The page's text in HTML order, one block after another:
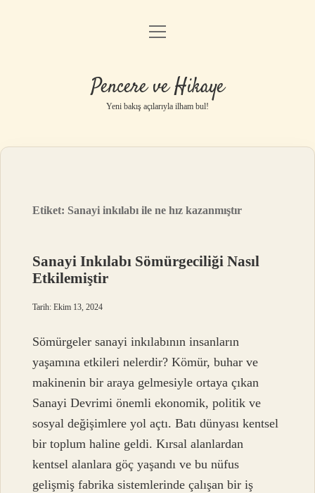
Anasayfa
Yasal Uyarı
menüyü
Pencere ve Hikaye
Yeni bakış açılarıyla ilham bul!
Etiket: Sanayi inkılabı ile ne hız kazanmıştır
Sanayi Inkılabı Sömürgeciliği Nasıl
Etkilemiştir
Tarih: Ekim 13, 2024
Sömürgeler sanayi inkılabının insanların
yaşamına etkileri nelerdir? Kömür, buhar ve
makinenin bir araya gelmesiyle ortaya çıkan
Sanayi Devrimi önemli ekonomik, politik ve
sosyal değişimlere yol açtı. Batı dünyası kentsel
bir toplum haline geldi. Kırsal alanlardan
kentsel alanlara göç yaşandı ve bu nüfus
gelişmiş fabrika sistemlerinde çalışan bir iş